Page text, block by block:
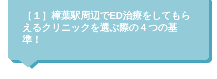
［１］樟葉駅周辺でED治療をしてもら
えるクリニックを選ぶ際の４つの基
準！